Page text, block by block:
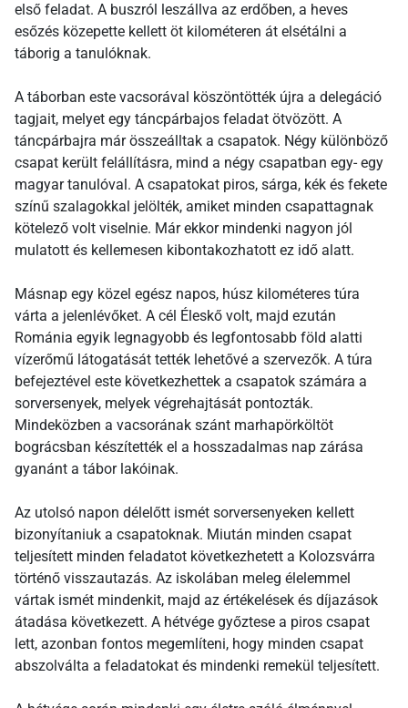
első feladat. A buszról leszállva az erdőben, a heves
esőzés közepette kellett öt kilométeren át elsétálni a
táborig a tanulóknak.
A táborban este vacsorával köszöntötték újra a delegáció
tagjait, melyet egy táncpárbajos feladat ötvözött. A
táncpárbajra már összeálltak a csapatok. Négy különböző
csapat került felállításra, mind a négy csapatban egy- egy
magyar tanulóval. A csapatokat piros, sárga, kék és fekete
színű szalagokkal jelölték, amiket minden csapattagnak
kötelező volt viselnie. Már ekkor mindenki nagyon jól
mulatott és kellemesen kibontakozhatott ez idő alatt.
Másnap egy közel egész napos, húsz kilométeres túra
várta a jelenlévőket. A cél Éleskő volt, majd ezután
Románia egyik legnagyobb és legfontosabb föld alatti
vízerőmű látogatását tették lehetővé a szervezők. A túra
befejeztével este következhettek a csapatok számára a
sorversenyek, melyek végrehajtását pontozták.
Mindeközben a vacsorának szánt marhapörköltöt
bográcsban készítették el a hosszadalmas nap zárása
gyanánt a tábor lakóinak.
Az utolsó napon délelőtt ismét sorversenyeken kellett
bizonyítaniuk a csapatoknak. Miután minden csapat
teljesített minden feladatot következhetett a Kolozsvárra
történő visszautazás. Az iskolában meleg élelemmel
vártak ismét mindenkit, majd az értékelések és díjazások
átadása következett. A hétvége győztese a piros csapat
lett, azonban fontos megemlíteni, hogy minden csapat
abszolválta a feladatokat és mindenki remekül teljesített.